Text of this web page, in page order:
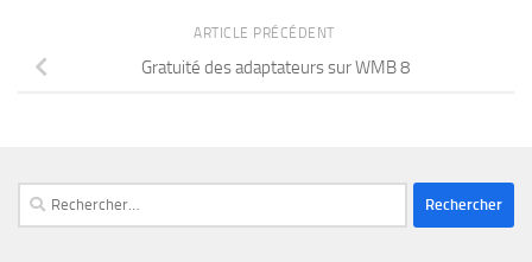
ARTICLE PRÉCÉDENT
Gratuité des adaptateurs sur WMB 8
Rechercher :